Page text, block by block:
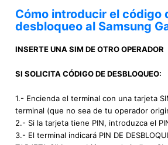
Cómo introducir el código
desbloqueo al Samsung
INSERTE UNA SIM DE OTRO OPERADOR
SI SOLICITA CÓDIGO DE DESBLOQUEO:
1.- Encienda el terminal con una tarjeta
terminal (que no sea de tu operador
2.- Si la tarjeta tiene PIN, introduzca el
3.- El terminal indicará PIN DE